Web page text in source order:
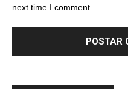
next time I comment.